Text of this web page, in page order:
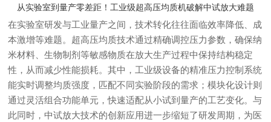
从实验室到量产零差距！工业级超高压均质机破解中试放大难题
在实验室研发与工业量产之间，技术转化往往面临效率降低、成
本激增等难题。超高压均质技术通过精确调控压力参数，确保纳
米材料、生物制剂等敏感物质在放大生产过程中保持结构稳定
性，从而减少性能损耗。其中，工业级设备的精准压力控制系统
能实时调整均质强度，匹配不同实验阶段的需求；模块化设计则
通过灵活组合功能单元，快速适配从小试到量产的工艺变化。与
此同时，中试放大技术的创新应用进一步缩短了研发周期，为医